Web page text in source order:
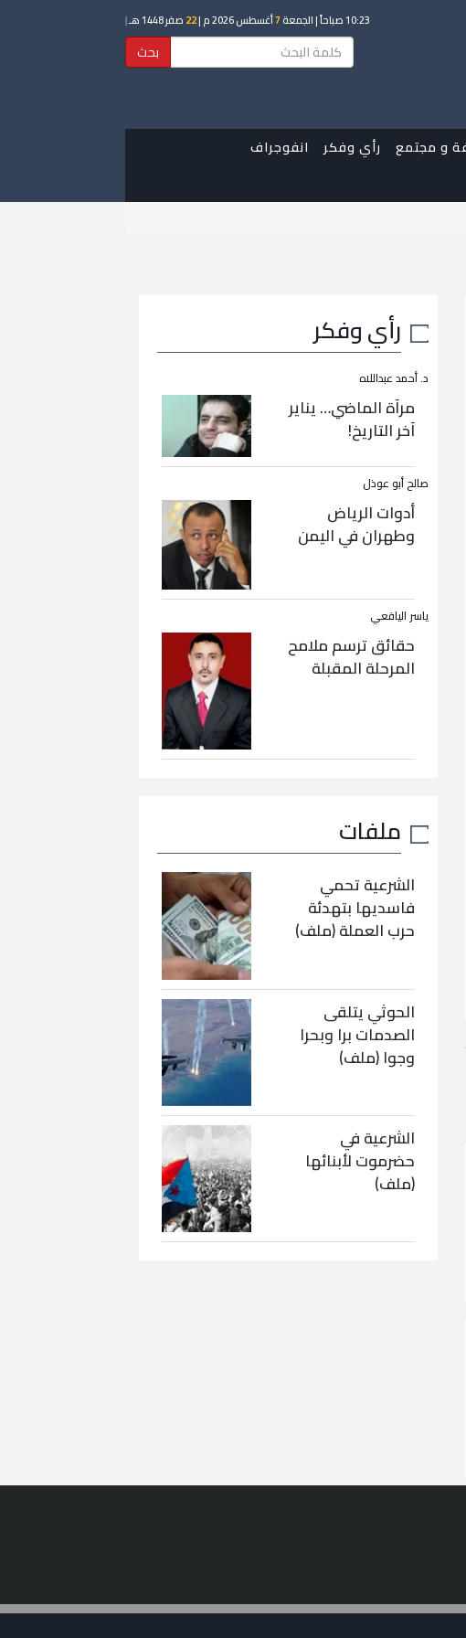
10:23 صباحاً | الجمعة7أغسطس 2026 م | 22 صفر 1448 هـ |
بحث
و مجتمع رأي وفكر
انفوجراف
رأي وفكر
د. أحمد عبداللاه
مرآة الماضي… يناير
آخر التاريخ!
صالح أبو عوذل
أدوات الرياض
وطهران في اليمن
ياسر اليافعي
حقائق ترسم ملامح
المرحلة المقبلة
ملفات
الشرعية تحمي
فاسديها بتهدئة
حرب العملة (ملف)
الحوثي يتلقى
الصدمات برا وبحرا
وجوا (ملف)
الشرعية في
حضرموت لأبنائها
(ملف)